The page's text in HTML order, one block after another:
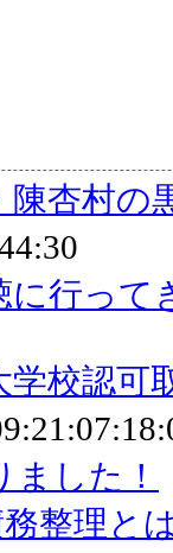
陳杏村の
に行って
学校認
した！
整理と